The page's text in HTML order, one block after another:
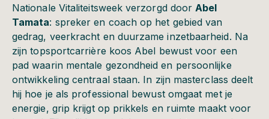
Nationale Vitaliteitsweek verzorgd doorAbel
Tamata: spreker en coach op het gebied van
gedrag, veerkracht en duurzame inzetbaarheid. Na
zijn topsportcarrière koos Abel bewust voor een
pad waarin mentale gezondheid en persoonlijke
ontwikkeling centraal staan. In zijn masterclass deelt
hij hoe je als professional bewust omgaat met je
energie, grip krijgt op prikkels en ruimte maakt voor